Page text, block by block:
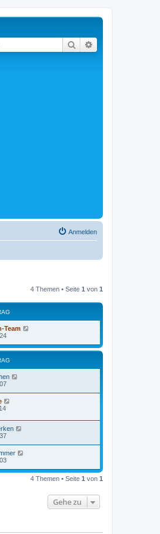
Suche
Anmelden
4 Themen • Seite 1 von 1
Team
4 Themen • Seite 1 von 1
Gehe zu